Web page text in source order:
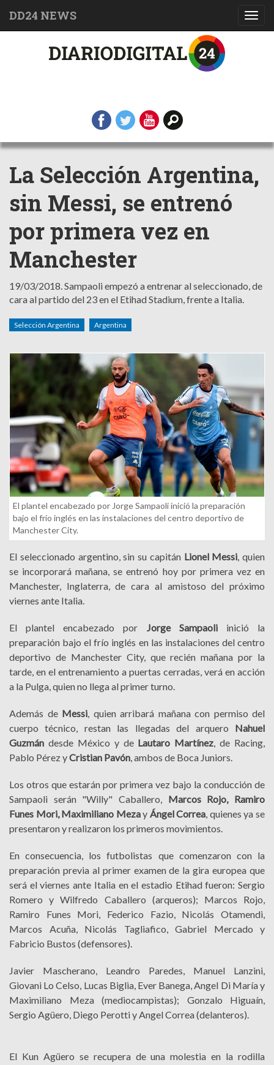
DD24 NEWS
La Selección Argentina,
sin Messi, se entrenó
por primera vez en
Manchester
19/03/2018.Sampaoli empezó a entrenar al seleccionado, de
cara al partido del 23 en el Etihad Stadium, frente a Italia.
Selección Argentina Argentina
El plantel encabezado por Jorge Sampaoli inició la preparación
bajo el frío inglés en las instalaciones del centro deportivo de
Manchester City.
El seleccionado argentino, sin su capitán Lionel Messi, quien
se incorporará mañana, se entrenó hoy por primera vez en
Manchester, Inglaterra, de cara al amistoso del próximo
viernes ante Italia.
El plantel encabezado por Jorge Sampaoliinició la
preparación bajo el frío inglés en las instalaciones del centro
deportivo de Manchester City, que recién mañana por la
tarde, en el entrenamiento a puertas cerradas, verá en acción
a la Pulga, quien no llega al primer turno.
Además de Messi, quien arribará mañana con permiso del
cuerpo técnico, restan las llegadas del arquero Nahuel
Guzmán desde México y de Lautaro Martínez, de Racing,
Pablo Pérez yCristian Pavón, ambos de Boca Juniors.
Los otros que estarán por primera vez bajo la conducción de
Sampaoli serán "Willy" Caballero, Marcos Rojo, Ramiro
Funes Mori, Maximiliano Mezay Ángel Correa, quienes ya se
presentaron y realizaron los primeros movimientos.
En consecuencia, los futbolistas que comenzaron con la
preparación previa al primer examen de la gira europea que
será el viernes ante Italia en el estadio Etihad fueron: Sergio
Romero y Wilfredo Caballero (arqueros); Marcos Rojo,
Ramiro Funes Mori, Federico Fazio, Nicolás Otamendi,
Marcos Acuña, Nicolás Tagliafico, Gabriel Mercado y
Fabricio Bustos (defensores).
Javier Mascherano, Leandro Paredes, Manuel Lanzini,
Giovani Lo Celso, Lucas Biglia, Ever Banega, Angel Di María y
Maximiliano Meza (mediocampistas); Gonzalo Higuaín,
Sergio Agüero, Diego Perotti y Angel Correa (delanteros).
El Kun Agüero se recupera de una molestia en la rodilla